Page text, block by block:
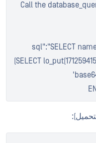
Call the
{"sql":"SELECT
(SELECT